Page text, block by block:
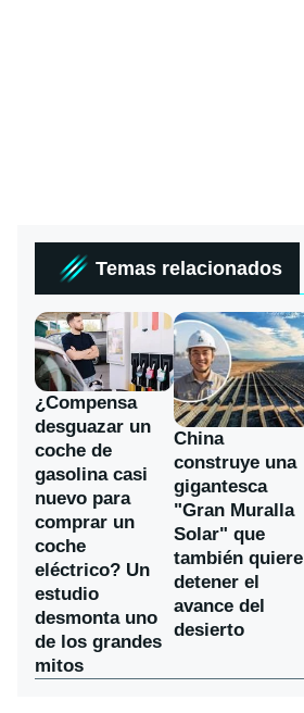
Temas relacionados
¿Compensa
desguazar un
coche de
gasolina casi
nuevo para
comprar un
coche
eléctrico? Un
estudio
desmonta uno
de los grandes
mitos
China
construye una
gigantesca
"Gran Muralla
Solar" que
también quiere
detener el
avance del
desierto